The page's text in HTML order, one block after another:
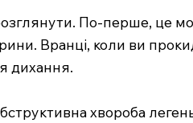
По-перше, це
Вранці, коли ви
дихання.
хвороба